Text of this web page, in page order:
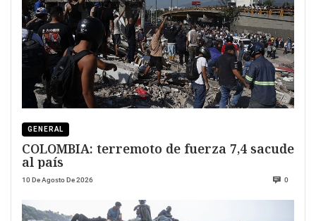
GENERAL
COLOMBIA: terremoto de fuerza 7,4 sacude
al país
10 De Agosto De 2026 0